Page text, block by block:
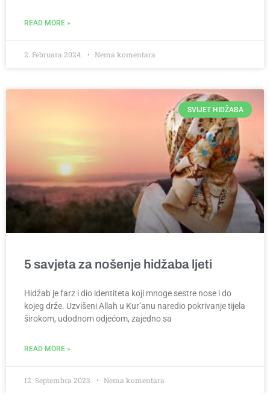
READ MORE »
2. Februara 2024. Nema komentara
SVIJET HIDŽABA
5 savjeta za nošenje hidžaba ljeti
Hidžab je farz i dio identiteta koji mnoge sestre nose i do
kojeg drže. Uzvišeni Allah u Kur’anu naredio pokrivanje tijela
širokom, udodnom odjećom, zajedno sa
READ MORE »
12. Septembra 2023. Nema komentara